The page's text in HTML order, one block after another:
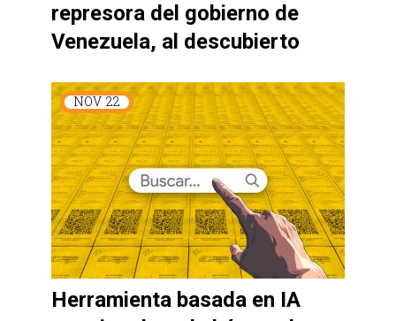
represora del gobierno de
Venezuela, al descubierto
NOV 22
Herramienta basada en IA